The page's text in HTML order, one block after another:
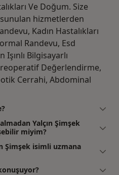
Ve Doğum. Size
sunulan hizmetlerden
Kadın Hastalıkları
Randevu, Esd
Bilgisayarlı
Değerlendirme,
Cerrahi, Abdominal
Yalçın Şimşek
miyim?
Şimşek isimli uzmana